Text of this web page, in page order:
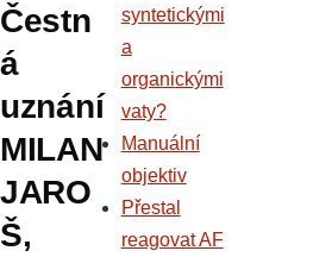
Čestn
á
uznání
MILAN
JARO
Š,
syntetickými
a
organickými
vaty?
Manuální
objektiv
Přestal
reagovat AF